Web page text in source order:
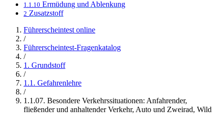
1.1.10 Ermüdung und Ablenkung
2 Zusatzstoff
Führerscheintest online
/
Führerscheintest-Fragenkatalog
/
1. Grundstoff
/
1.1. Gefahrenlehre
/
1.1.07. Besondere Verkehrssituationen: Anfahrender,
fließender und anhaltender Verkehr, Auto und Zweirad, Wild